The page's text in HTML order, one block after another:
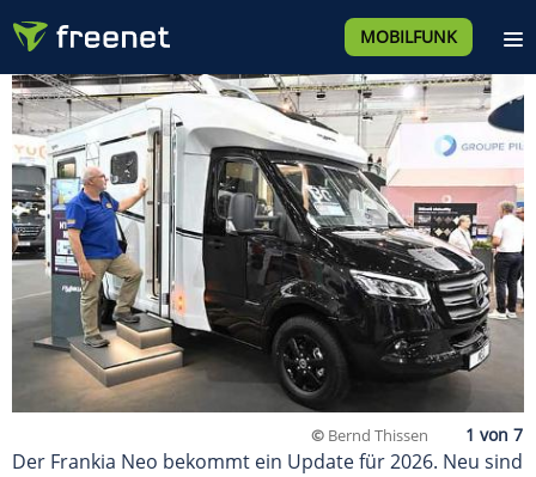
MOBILFUNK
© Bernd Thissen
Der Frankia Neo bekommt ein Update für 2026. Neu sind